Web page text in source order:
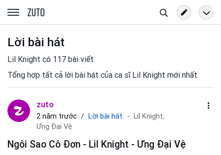
zuto.vn
kiếm
Lời bài hát
Lil Knight có 117 bài viết
Tổng hợp tất cả lời bài hát của ca sĩ Lil Knight mới nhất
zuto
2 năm trước Lời bài hát
Lil Knight,
Ưng Đại Vệ
Ngôi Sao Cô Đơn - Lil Knight - Ưng Đại Vệ